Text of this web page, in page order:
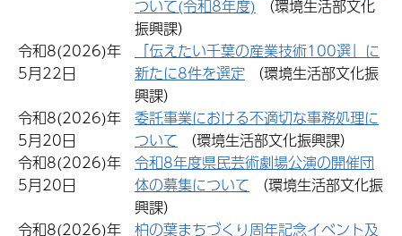
ついて(令和8年度)
振興課）
令和8(2026)年
5月22日
「伝えたい千葉の産業技術100選」に
新たに8件を選定
興課）
令和8(2026)年
5月20日
委託事業における不適切な事務処理に
ついて
（環境生活部文化振興課）
令和8(2026)年
5月20日
令和8年度県民芸術劇場公演の開催団
体の募集について
興課）
令和8(2026)年 柏の葉まちづくり周年記念イベント及